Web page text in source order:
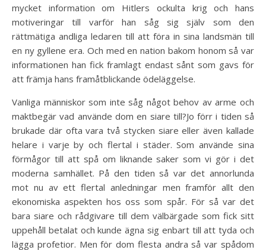
mycket information om Hitlers ockulta krig och hans
motiveringar till varför han såg sig själv som den
rättmätiga andliga ledaren till att föra in sina landsmän till
en ny gyllene era. Och med en nation bakom honom så var
informationen han fick framlagt endast sånt som gavs för
att främja hans framåtblickande ödeläggelse.
Vanliga människor som inte såg något behov av arme och
maktbegär vad använde dom en siare till?Jo förr i tiden så
brukade där ofta vara två stycken siare eller även kallade
helare i varje by och flertal i städer. Som använde sina
förmågor till att spå om liknande saker som vi gör i det
moderna samhället. På den tiden så var det annorlunda
mot nu av ett flertal anledningar men framför allt den
ekonomiska aspekten hos oss som spår. För så var det
bara siare och rådgivare till dem välbärgade som fick sitt
uppehåll betalat och kunde ägna sig enbart till att tyda och
lägga profetior. Men för dom flesta andra så var spådom